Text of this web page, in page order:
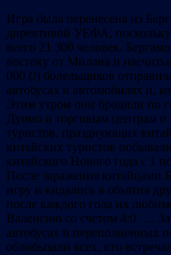
Игра была перенесена из
директивой УЕФА,
всего 21 300 человек.
востоку от Милана и
000 (!) болельщиков
автобусах и автомобилях и,
Этим утром они бродили по
Дуомо и торговым центрам и
туристов, празднующих
китайских туристов
китайского Нового года с 1
После заражения китайцами
игру и кидались в обьятия
после каждого гола их
Валенсию со счетом 4:0 ….
автобусах и переполненных
облобызали всех, кто